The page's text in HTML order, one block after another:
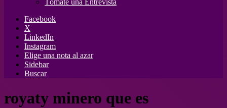
Tómate una Entrevista
Facebook
X
LinkedIn
Instagram
Elige una nota al azar
Sidebar
Buscar
royaty minero que es